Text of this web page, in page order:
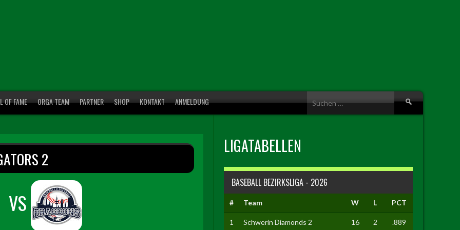
OF FAME ORGA TEAM PARTNER SHOP KONTAKT ANMELDUNG
Suche
2
VS
LIGATABELLEN
BASEBALL BEZIRKSLIGA - 2026
# Team W L PCT
1 Schwerin Diamonds 2 16 2 .889